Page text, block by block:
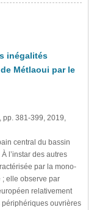
inégalités
Métlaoui par le
pp. 381-399, 2019,
central du bassin
l’instar des autres
par la mono-
; elle observe par
relativement
ouvrières